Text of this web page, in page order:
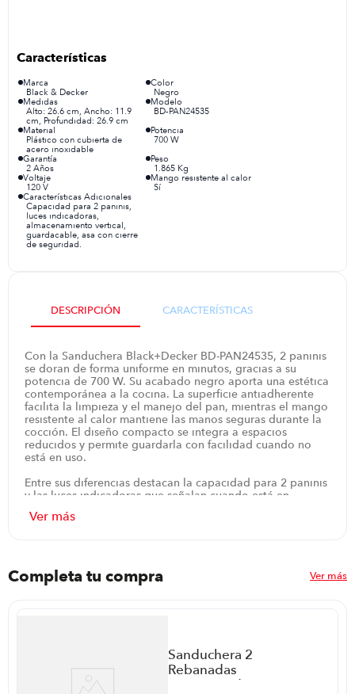
Marca
Black & Decker
Color
Negro
Medidas
Alto: 26.6 cm, Ancho: 11.9
cm, Profundidad: 26.9 cm
Modelo
BD-PAN24535
Material
Plástico con cubierta de
acero inoxidable
Potencia
700 W
Garantía
2 Años
Peso
1.865 Kg
Voltaje
120 V
Mango resistente al calor
Sí
Características Adicionales
Capacidad para 2 paninis,
luces indicadoras,
almacenamiento vertical,
guardacable, asa con cierre
de seguridad.
DESCRIPCIÓN CARACTERÍSTICAS
Con la Sanduchera Black+Decker BD-PAN24535, 2 paninis
se doran de forma uniforme en minutos, gracias a su
potencia de 700 W. Su acabado negro aporta una estética
contemporánea a la cocina. La superficie antiadherente
facilita la limpieza y el manejo del pan, mientras el mango
resistente al calor mantiene las manos seguras durante la
cocción. El diseño compacto se integra a espacios
reducidos y permite guardarla con facilidad cuando no
está en uso.
Entre sus diferencias destacan la capacidad para 2 paninis
y las luces indicadoras que señalan cuando está en
acero inoxidable aporta durabilidad y un toque moderno,
sin riesgos, y la limpieza resulta rápida gracias a la
superficie antiadherente.
para la familia con facilidad, sin complicaciones, y el
conjunto en negro se adapta a cualquier estilo de cocina.
Se guarda fácilmente en cualquier rincón y está lista para
el próximo uso.
Completa tu compra Ver más
Sanduchera 2
Rebanadas
Mastermaid